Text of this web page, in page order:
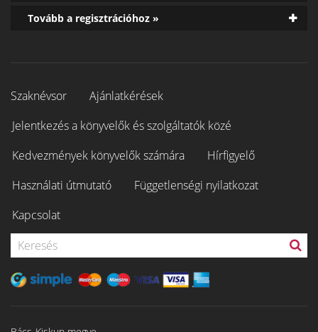
Tovább a regisztrációhoz »
Szaknévsor
Ajánlatkérések
Jelentkezés a könyvelők és szolgáltatók közé
Kedvezmények könyvelők számára
Hírfigyelő
Használati útmutató
Függetlenségi nyilatkozat
Kapcsolat